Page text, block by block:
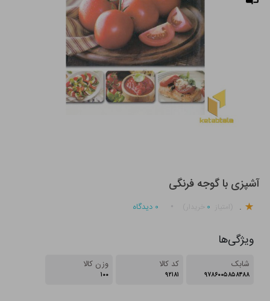
آشپزی با گوجه فرنگی
. ۰ ۰ دیدگاه
ویژگی‌ها
شابک
۹۷۸۶۰۰۵۸۵۸۴۸۸
کد کالا
۹۲۱۸۱
وزن کالا
۱۰۰